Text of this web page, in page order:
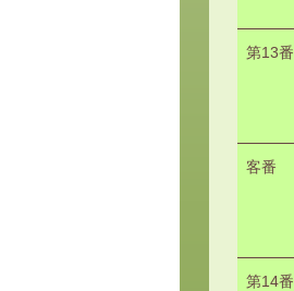
第13番
客番
第14番